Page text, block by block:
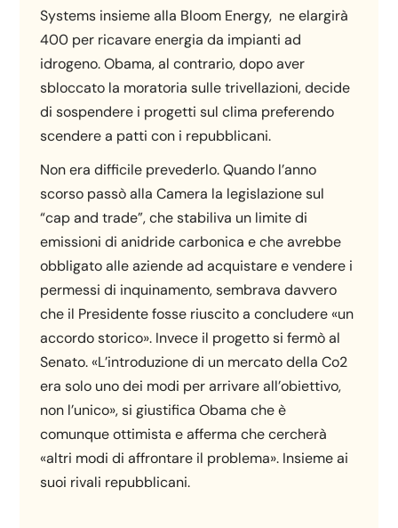
Systems insieme alla Bloom Energy, ne elargirà
400 per ricavare energia da impianti ad
idrogeno. Obama, al contrario, dopo aver
sbloccato la moratoria sulle trivellazioni, decide
di sospendere i progetti sul clima preferendo
scendere a patti con i repubblicani.
Non era difficile prevederlo. Quando l’anno
scorso passò alla Camera la legislazione sul
“cap and trade”, che stabiliva un limite di
emissioni di anidride carbonica e che avrebbe
obbligato alle aziende ad acquistare e vendere i
permessi di inquinamento, sembrava davvero
che il Presidente fosse riuscito a concludere «un
accordo storico». Invece il progetto si fermò al
Senato. «L’introduzione di un mercato della Co2
era solo uno dei modi per arrivare all’obiettivo,
non l’unico», si giustifica Obama che è
comunque ottimista e afferma che cercherà
«altri modi di affrontare il problema». Insieme ai
suoi rivali repubblicani.